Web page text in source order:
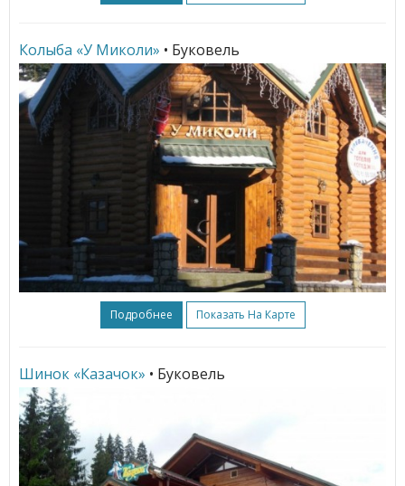
Колыба «У Миколи» • Буковель
Подробнее Показать На Карте
Шинок «Казачок» • Буковель